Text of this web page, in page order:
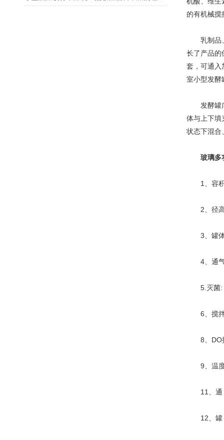
的有机械搅
乳制品、
长了产品的
套，可通入
室小型发酵
发酵罐广
体与上下填
状态下混合
玻璃多
1、容积
2、径高
3、罐体:
4、通气
5.灭菌:
6、搅拌
8、DO控
9、温度
11、通
12、罐